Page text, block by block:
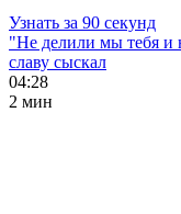
Узнать за 90 секунд
"Не делили мы тебя и
славу сыскал
04:28
2 мин